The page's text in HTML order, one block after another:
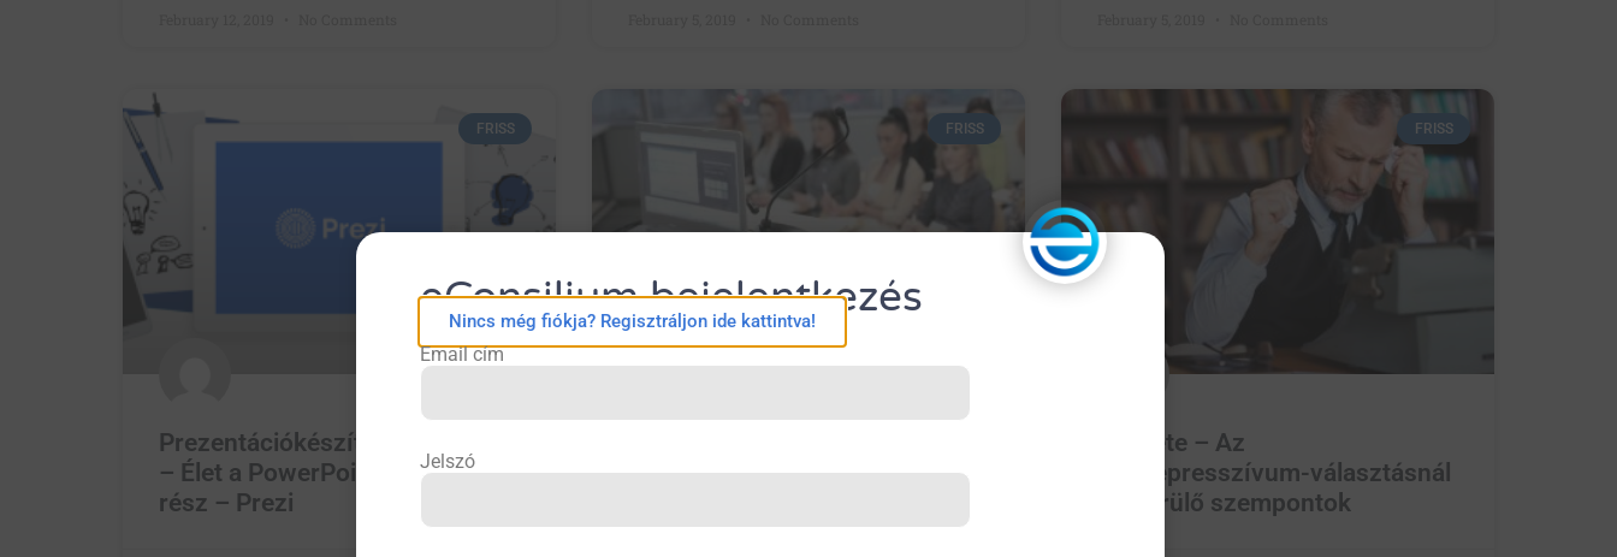
FRISS
Prezentációkészítés 2019-ben
– Élet a PowerPointon túl 2.
rész – Prezi
FRISS
– Élet a PowerPointon túl 1.
FRISS
Z. esete – Az
antidepresszívum-választásnál
felmerülő szempontok
eConsilium bejelentkezés
Nincs még fiókja? Regisztráljon ide kattintva!
Email cím
Jelszó